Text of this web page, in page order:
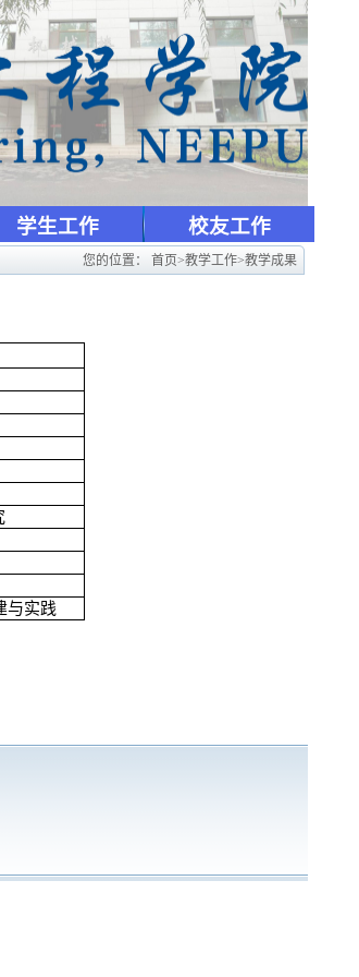
学生工作 校友工作
您的位置： 首页>教学工作>教学成果
与实践